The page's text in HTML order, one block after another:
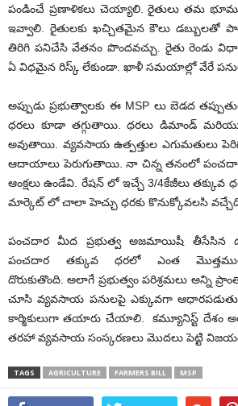
పండించే ప్రణాళికలు చెయ్యాలి. రైతులు తమ
ఇవ్వాలి. రైతులకు ఖచ్చితమైన కౌలు డబ్బులతో
తిరిగి పనిచేసి వేతనం పొందవచ్చు. రైతు రెండు
ఏ విధమైన రిస్క్ లేకుండా. ఖాళీ సమయాల్లో వేరే
అప్పుడు ప్రభుత్వాలకు ఈ MSP లు బెడద
ధరలు కూడా తగ్గుతాయి. ధరలు డిమాండ్
అవుతాయి. వ్యవసాయ ఉత్పత్తుల ఎగుమతులు
ఆదాయాలు పెరుగుతాయి. నా చిన్న తనంలో పంచదార
ఆంక్షలు ఉండేవి. రేషన్ లో ఇచ్చే 3/4కేజీలు తక్కువ
మార్కెట్ లో చాలా హెచ్చు ధరకు కొనుక్కోవలసి
పంచదార మీద ప్రభుత్వ అజమాయిషీ తీసేసిన
పంచదార తక్కువ ధరలో ఎంత
దొరుకుతొంది. అలాగే ప్రభుత్వం పరిశ్రమలు అన్ని
చూసి వ్యవసాయ పనులపై ఎక్కువగా
కార్మికులుగా తయారు చేయాలి. కమ్యూనిస్ట్
తరహా వ్యవసాయ సంస్కరణలు మొదలు పెట్టి
TAGS AGRICULTURE FARMERS BILL MSP